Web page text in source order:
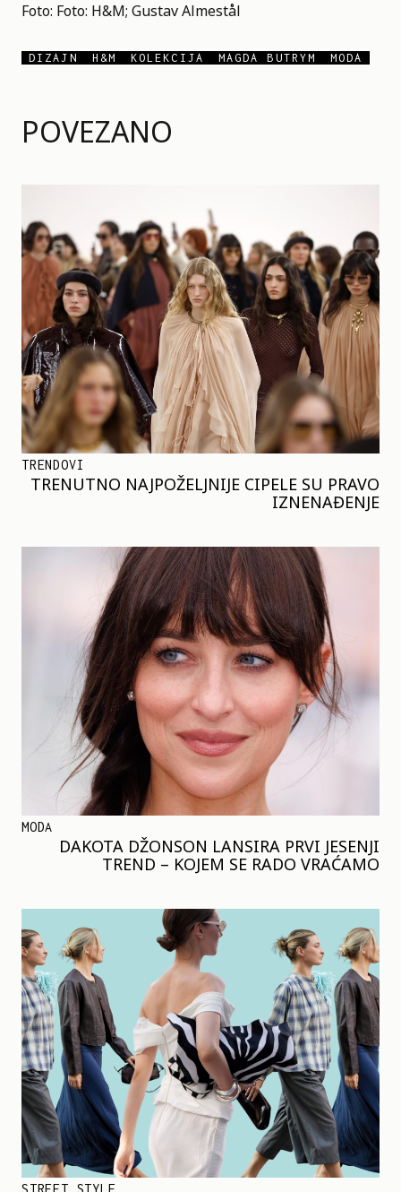
POVEZANO
TRENDOVI
TRENUTNO NAJPOŽELJNIJE CIPELE SU PRAVO
IZNENAĐENJE
MODA
DAKOTA DŽONSON LANSIRA PRVI JESENJI
TREND – KOJEM SE RADO VRAĆAMO
STREET STYLE
Foto: Foto: H&M; Gustav Almestål
DIZAJN H&M KOLEKCIJA MAGDA BUTRYM MODA